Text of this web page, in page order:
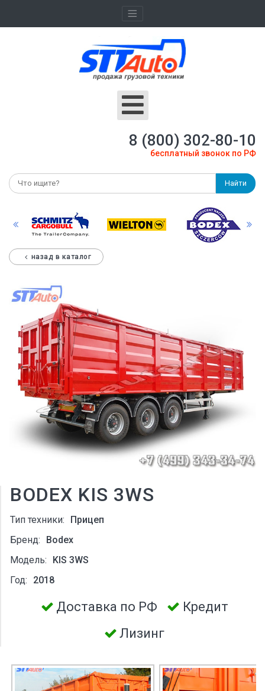
8 (800) 302-80-10
бесплатный звонок по РФ
Найти
назад в каталог
BODEX KIS 3WS
Тип техники:
Прицеп
Бренд:
Bodex
Модель:
KIS 3WS
Год:
2018
Доставка по РФ
Кредит
Лизинг